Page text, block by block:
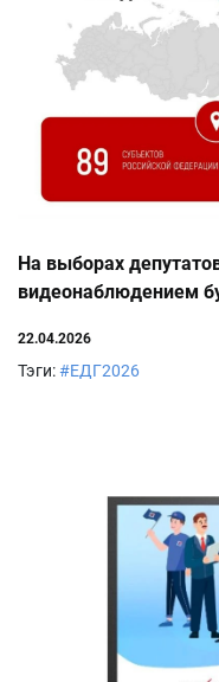
На выборах
видеонаблюдением
22.04.2026
Тэги:#ЕДГ2026